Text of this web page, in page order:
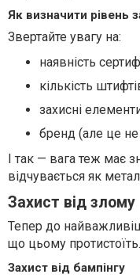
Як визначити рівень
Звертайте увагу на:
наявність
кількість
захисні
бренд (але це
І так — вага теж має
відчувається як
Захист від злому
Тепер до
що цьому протистоїть.
Захист від бампінгу